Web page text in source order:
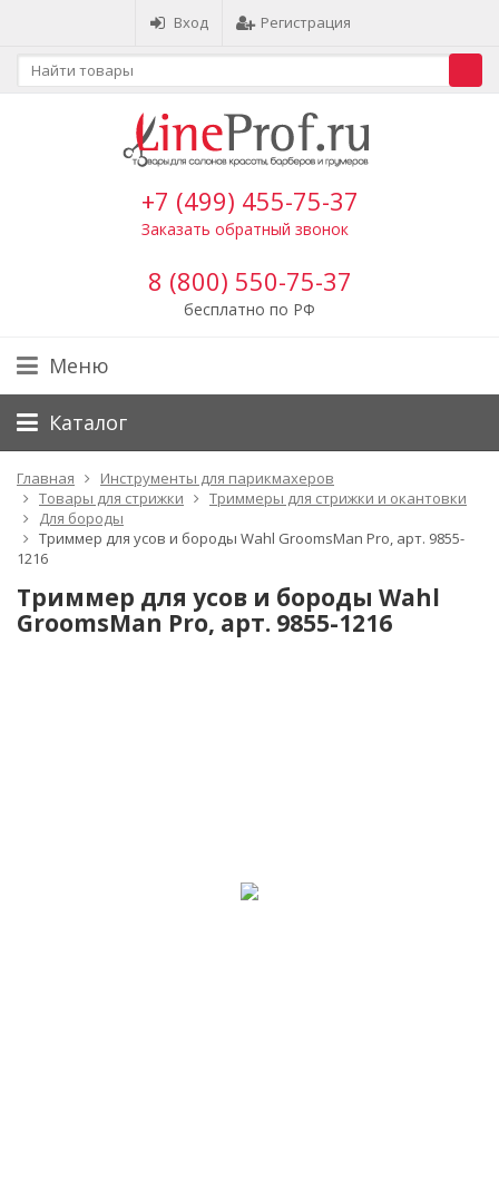
Вход Регистрация
+7 (499) 455-75-37
Заказать обратный звонок
8 (800) 550-75-37
бесплатно по РФ
Меню
Каталог
Главная
Инструменты для парикмахеров
Товары для стрижки
Триммеры для стрижки и окантовки
Для бороды
Триммер для усов и бороды Wahl GroomsMan Pro, арт. 9855-
1216
Триммер для усов и бороды Wahl
GroomsMan Pro, арт. 9855-1216